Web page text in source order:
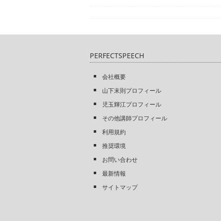
PERFECTSPEECH
会社概要
山下末則プロフィール
児玉輝江プロフィール
その他講師プロフィール
利用規約
推奨環境
お問い合わせ
最新情報
サイトマップ